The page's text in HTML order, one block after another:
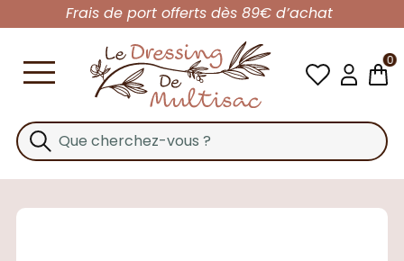
0
Frais de port offerts dès 89€ d’achat